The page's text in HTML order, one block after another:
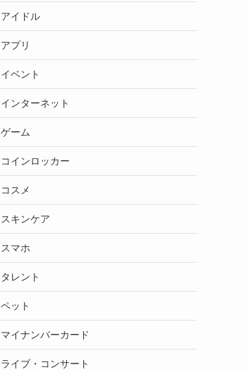
アイドル
アプリ
イベント
インターネット
ゲーム
コインロッカー
コスメ
スキンケア
スマホ
タレント
ペット
マイナンバーカード
ライブ・コンサート